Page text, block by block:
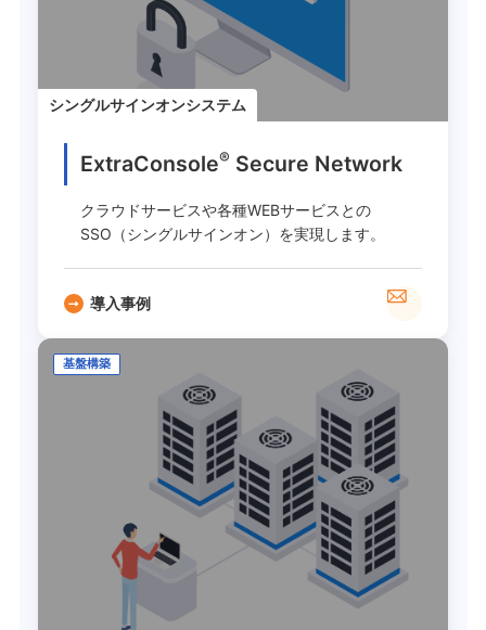
シングルサインオンシステム
ExtraConsole® Secure Network
クラウドサービスや各種WEBサービスとの
SSO（シングルサインオン）を実現します。
導入事例
基盤構築